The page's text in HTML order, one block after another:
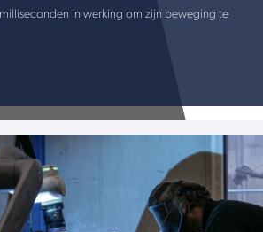
in werking om zijn beweging te